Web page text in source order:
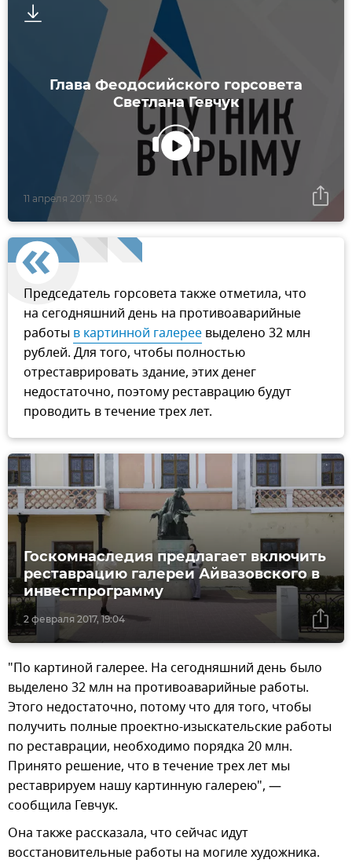
Глава Феодосийского горсовета
Светлана Гевчук
11 апреля 2017, 15:04
Председатель горсовета также отметила, что
на сегодняшний день на противоаварийные
работы в картинной галерее выделено 32 млн
рублей. Для того, чтобы полностью
отреставрировать здание, этих денег
недостаточно, поэтому реставрацию будут
проводить в течение трех лет.
2 февраля 2017, 19:04
Госкомнаследия предлагает включить
реставрацию галереи Айвазовского в
инвестпрограмму
"По картиной галерее. На сегодняшний день было
выделено 32 млн на противоаварийные работы.
Этого недостаточно, потому что для того, чтобы
получить полные проектно-изыскательские работы
по реставрации, необходимо порядка 20 млн.
Принято решение, что в течение трех лет мы
реставрируем нашу картинную галерею", —
сообщила Гевчук.
Она также рассказала, что сейчас идут
восстановительные работы на могиле художника.